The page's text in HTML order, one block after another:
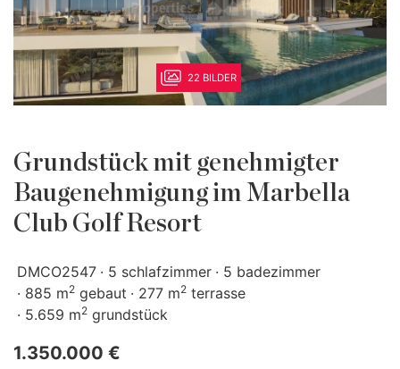
22 BILDER
Grundstück mit genehmigter
Baugenehmigung im Marbella
Club Golf Resort
DMCO2547 5 schlafzimmer
5 badezimmer
885 m2 gebaut 277 m2 terrasse
5.659 m2 grundstück
1.350.000 €